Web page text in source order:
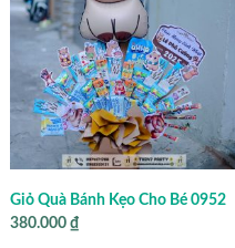
Giỏ Quà Bánh Kẹo Cho Bé 0952
380.000 ₫